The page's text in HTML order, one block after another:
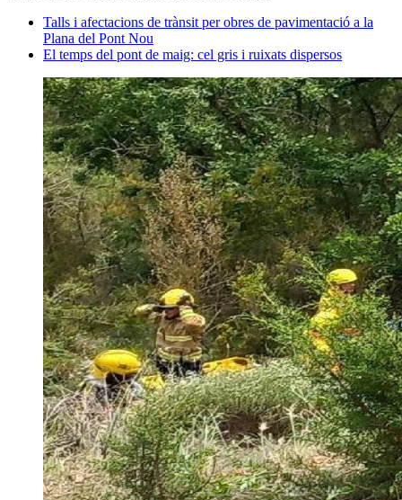
Talls i afectacions de trànsit per obres de pavimentació a la
Plana del Pont Nou
El temps del pont de maig: cel gris i ruixats dispersos